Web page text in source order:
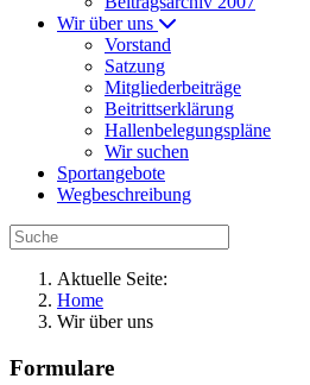
Wir über uns
Vorstand
Satzung
Mitgliederbeiträge
Beitrittserklärung
Hallenbelegungspläne
Wir suchen
Sportangebote
Wegbeschreibung
Aktuelle Seite:
Home
Wir über uns
Formulare